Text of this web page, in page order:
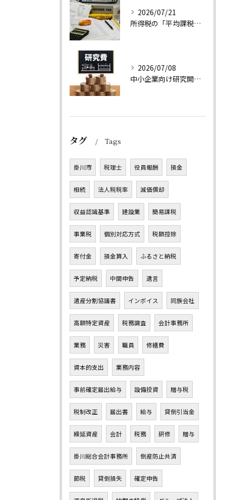
2026/07/21
所得税の「平均課税」とは？一時的に収入が増えた方の税負担を軽減する制度
2026/07/08
中小企業向け研究開発税制（中小企業技術基盤強化税制）とは？ 制度概要と活用ポイントを解説
タグ Tags
掛川市 税理士 役員報酬 損金
相続 法人税税率 減価償却
収益認識基準 建設業 簡易課税
事業税 個別対応方式 税額控除
寄付金 損金算入 ふるさと納税
予定納税 中間申告 遺言
遺産分割協議書 インボイス 同族会社
高額特定資産 税務調査 会計事務所
業務 災害 職員 修繕費
資本的支出 業務内容
事前確定届出給与 設備投資 贈与税
税制改正 届出書 給与 貸倒引当金
繰延資産 会計 税務 研修 贈与
掛川総合会計事務所 倒産防止共済
節税 貸倒損失 確定申告